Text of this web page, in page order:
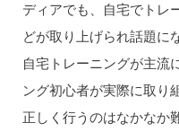
ディアでも、自宅でトレ
どが取り上げられ話題に
自宅トレーニングが主流
ング初心者が実際に取り
正しく行うのはなかなか